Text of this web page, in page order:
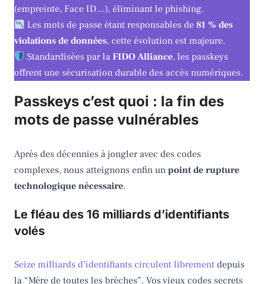
(empreinte, Face ID…), éliminant le phishing.
Les mots de passe étant responsables de81 % des
violations de données, cette évolution est majeure.
Standardisées par laFIDO Alliance, les passkeys
offrent une sécurisation durable des accès numériques.
Passkeys c’est quoi : la fin des
mots de passe vulnérables
Après des décennies à jongler avec des codes
complexes, nous atteignons enfin un point de rupture
technologique nécessaire.
Le fléau des 16 milliards d’identifiants
volés
Seize milliards d’identifiants circulent librement depuis
la “Mère de toutes les brèches”. Vos vieux codes secrets